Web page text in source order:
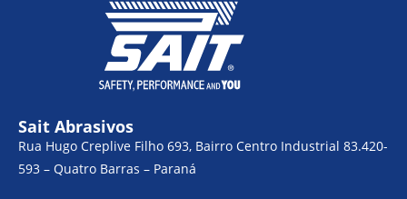
Sait Abrasivos
Rua Hugo Creplive Filho 693, Bairro Centro Industrial 83.420-
593 – Quatro Barras – Paraná